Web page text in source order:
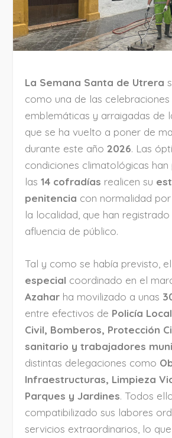
La Semana Santa de Utrera
como una de las celebraciones
emblemáticas y arraigadas de
que se ha vuelto a poner de
durante este año2026. Las
condiciones climatológicas
las14 cofradías realicen su
penitencia con normalidad
la localidad, que han registrado
afluencia de público.
Tal y como se había previsto, el
especial coordinado en el
Azahar ha movilizado a unas
entre efectivos de Policía
Civil, Bomberos, Protección
sanitario y trabajadores
distintas delegaciones como
Infraestructuras, Limpieza
Parques y Jardines. Todos
compatibilizado sus labores
servicios extraordinarios, lo